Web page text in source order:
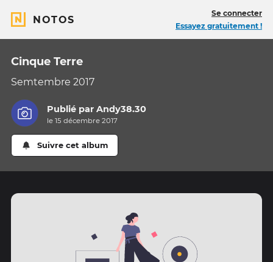
NOTOS
Se connecter
Essayez gratuitement !
Cinque Terre
Semtembre 2017
Publié parAndy38.30
le 15 décembre 2017
Suivre cet album